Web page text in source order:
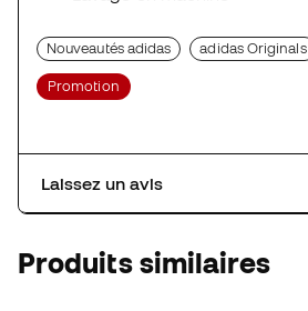
Nouveautés adidas adidas Originals
Promotion
Laissez un avis
Produits similaires